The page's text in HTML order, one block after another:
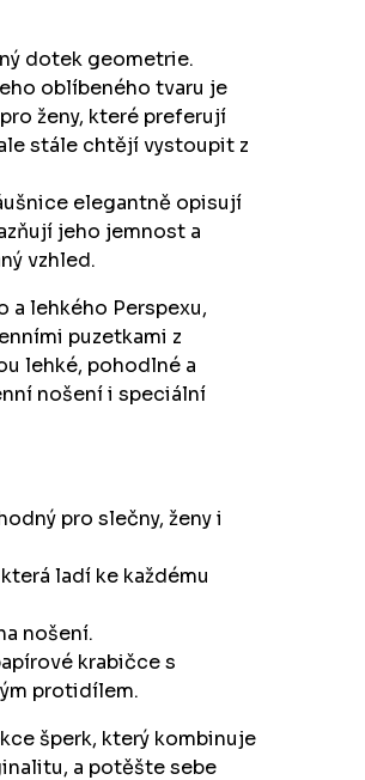
dotek geometrie.
oblíbeného tvaru je
ženy, které preferují
stále chtějí vystoupit z
elegantně opisují
jeho jemnost a
vzhled.
a lehkého Perspexu,
puzetkami z
lehké, pohodlné a
nošení i speciální
pro slečny, ženy i
ladí ke každému
nošení.
krabičce s
protidílem.
šperk, který kombinuje
a potěšte sebe